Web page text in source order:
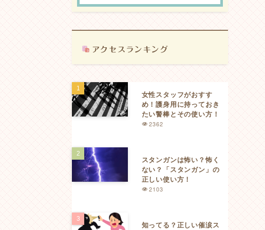
女性スタッフがおすす
め！護身用に持っておき
たい警棒とその使い方！
2362
スタンガンは怖い？怖く
ない？「スタンガン」の
正しい使い方！
2103
知ってる？正しい催涙ス